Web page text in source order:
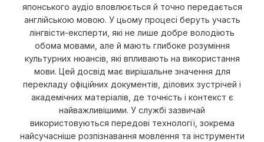
японського аудіо вловлюється й точно передається
англійською мовою. У цьому процесі беруть участь
лінгвісти-експерти, які не лише добре володіють
обома мовами, але й мають глибоке розуміння
культурних нюансів, які впливають на використання
мови. Цей досвід має вирішальне значення для
перекладу офіційних документів, ділових зустрічей і
академічних матеріалів, де точність і контекст є
найважливішими. У службі зазвичай
використовуються передові технології, зокрема
найсучасніше розпізнавання мовлення та інструменти